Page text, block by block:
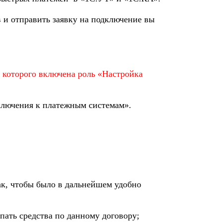
отправить заявку на подключение вы
включена роль «Настройка
к платежным системам».
чтобы было в дальнейшем удобно
средства по данному договору;